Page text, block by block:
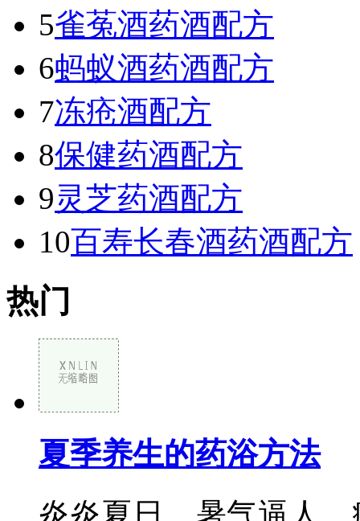
5雀菟酒药酒配方
6蚂蚁酒药酒配方
7冻疮酒配方
8保健药酒配方
9灵芝药酒配方
10百寿长春酒药酒配方
热门
夏季养生的药浴方法